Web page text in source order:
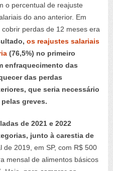
o percentual de reajuste
do ano anterior. Em
perdas de 12 meses era
os reajustes salariais
(76,5%) no primeiro
enfraquecimento das
das perdas
que seria necessário
greves.
de 2021 e 2022
junto à carestia de
de 2019, em SP, com R$ 500
mensal de alimentos básicos